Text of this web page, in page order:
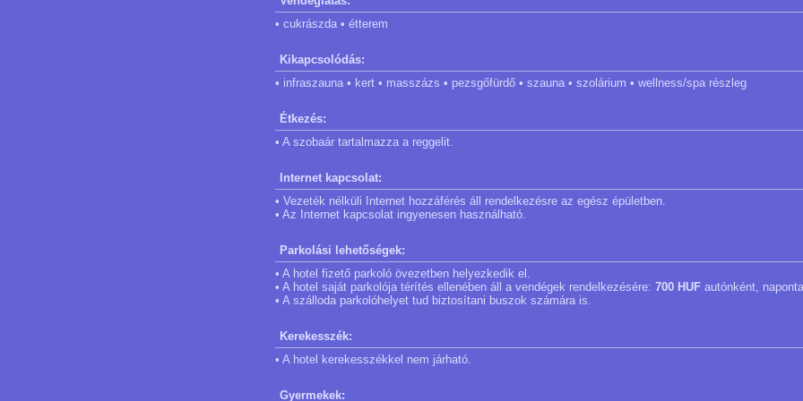
• cukrászda • étterem
Kikapcsolódás:
• infraszauna • kert • masszázs • pezsgőfürdő • szauna • szolárium • wellness/spa részleg
Étkezés:
• A szobaár tartalmazza a reggelit.
Internet kapcsolat:
• Vezeték nélküli Internet hozzáférés áll rendelkezésre az egész épületben.
• Az Internet kapcsolat ingyenesen használható.
Parkolási lehetőségek:
• A hotel fizető parkoló övezetben helyezkedik el.
• A hotel saját parkolója térítés ellenében áll a vendégek rendelkezésére: 700 HUF autónként,
• A szálloda parkolóhelyet tud biztosítani buszok számára is.
Kerekesszék:
• A hotel kerekesszékkel nem járható.
Gyermekek: